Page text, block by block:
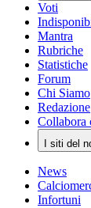
Voti
Mantra
Rubriche
Statistiche
Forum
Chi Siamo
Redazione
Collabora
I siti del
News
Infortuni